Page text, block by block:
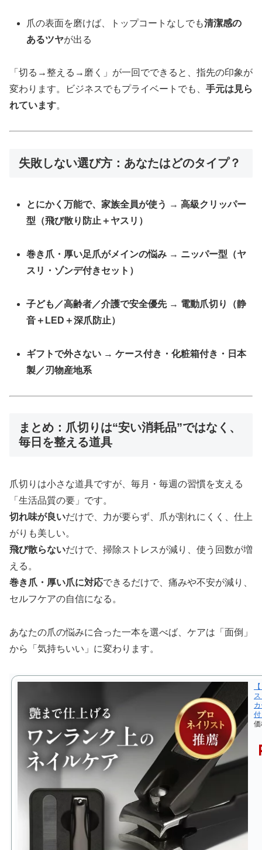
爪の表面を磨けば、トップコートなしでも清潔感の
あるツヤが出る
「切る→整える→磨く」が一回でできると、指先の印象が
変わります。ビジネスでもプライベートでも、 手元は見ら
れています。
失敗しない選び方：あなたはどのタイプ？
とにかく万能で、家族全員が使う → 高級クリッパー
型（飛び散り防止＋ヤスリ）
巻き爪・厚い足爪がメインの悩み → ニッパー型（ヤ
スリ・ゾンデ付きセット）
子ども／高齢者／介護で安全優先→ 電動爪切り（静
音＋LED＋深爪防止）
ギフトで外さない →ケース付き・化粧箱付き・日本
製／刃物産地系
まとめ：爪切りは“安い消耗品”ではなく、
毎日を整える道具
爪切りは小さな道具ですが、毎月・毎週の習慣を支える
「生活品質の要」です。
切れ味が良いだけで、力が要らず、爪が割れにくく、仕上
がりも美しい。
飛び散らないだけで、掃除ストレスが減り、使う回数が増
える。
巻き爪・厚い爪に対応できるだけで、痛みや不安が減り、
セルフケアの自信になる。
あなたの爪の悩みに合った一本を選べば、ケアは「面倒」
から「気持ちいい」に変わります。